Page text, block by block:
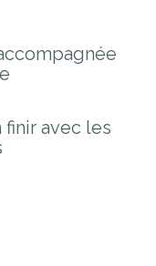
finir avec les